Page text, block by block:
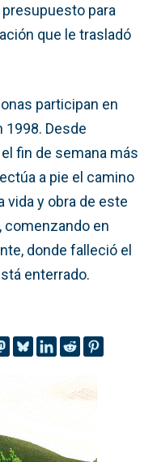
para
que le trasladó
participan en
1998. Desde
fin de semana más
a pie el camino
vida y obra de este
comenzando en
donde falleció el
enterrado.